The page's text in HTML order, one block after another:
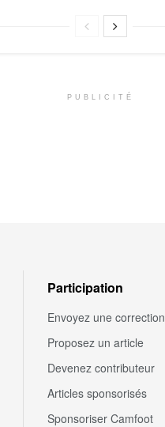
PUBLICITÉ
Participation
Envoyez une correction
Proposez un article
Devenez contributeur
Articles sponsorisés
Sponsoriser Camfoot